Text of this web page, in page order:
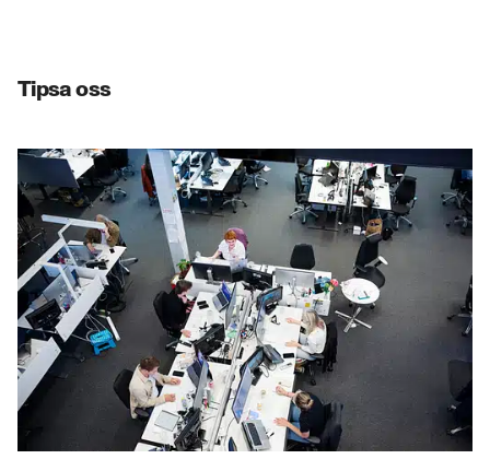
Tipsa oss